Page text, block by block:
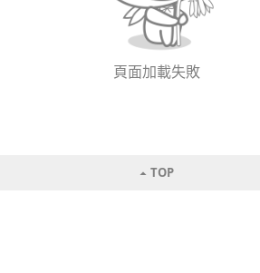
頁面加載失敗
TOP